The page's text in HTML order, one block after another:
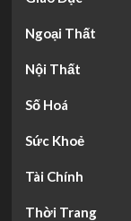
Ngoại Thất
Nội Thất
Số Hoá
Sức Khoẻ
Tài Chính
Thời Trang